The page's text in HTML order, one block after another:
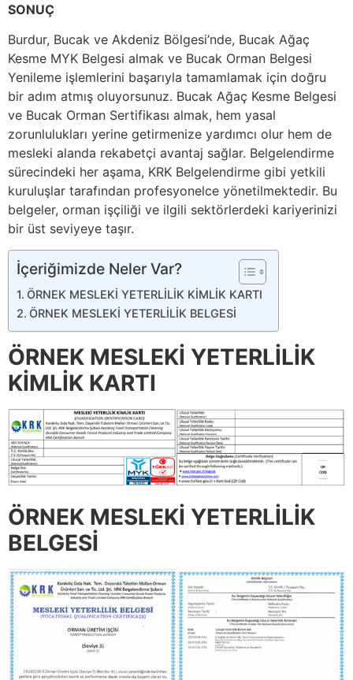
SONUÇ
Burdur, Bucak ve Akdeniz Bölgesi’nde, Bucak Ağaç
Kesme MYK Belgesi almak ve Bucak Orman Belgesi
Yenileme işlemlerini başarıyla tamamlamak için doğru
bir adım atmış oluyorsunuz. Bucak Ağaç Kesme Belgesi
ve Bucak Orman Sertifikası almak, hem yasal
zorunlulukları yerine getirmenize yardımcı olur hem de
mesleki alanda rekabetçi avantaj sağlar. Belgelendirme
sürecindeki her aşama, KRK Belgelendirme gibi yetkili
kuruluşlar tarafından profesyonelce yönetilmektedir. Bu
belgeler, orman işçiliği ve ilgili sektörlerdeki kariyerinizi
bir üst seviyeye taşır.
İçeriğimizde Neler Var?
ÖRNEK MESLEKİ YETERLİLİK KİMLİK KARTI
ÖRNEK MESLEKİ YETERLİLİK BELGESİ
ÖRNEK MESLEKİ YETERLİLİK
KİMLİK KARTI
ÖRNEK MESLEKİ YETERLİLİK
BELGESİ